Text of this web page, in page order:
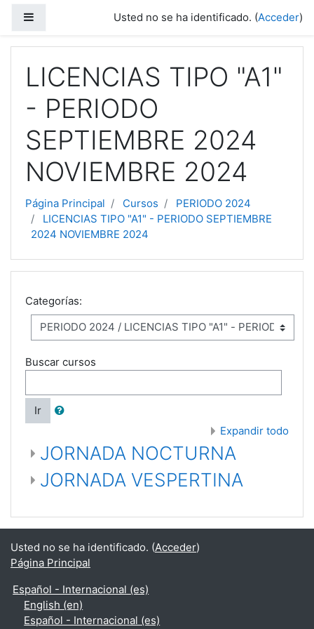
Usted no se ha identificado. (Acceder)
LICENCIAS TIPO "A1"
- PERIODO
SEPTIEMBRE 2024
NOVIEMBRE 2024
Página Principal Cursos
PERIODO 2024
LICENCIAS TIPO "A1" - PERIODO SEPTIEMBRE
2024 NOVIEMBRE 2024
Categorías:
Buscar cursos
Ir
Expandir todo
JORNADA NOCTURNA
JORNADA VESPERTINA
Usted no se ha identificado. (Acceder)
Página Principal
Español - Internacional ‎(es)‎
English ‎(en)‎
Español - Internacional ‎(es)‎